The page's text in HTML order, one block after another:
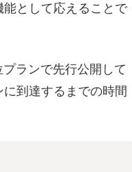
として応えることで
ランで先行公開して
到達するまでの時間